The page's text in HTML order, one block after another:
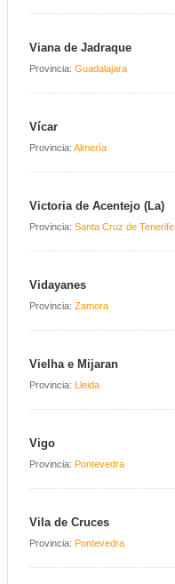
Viana de Jadraque
Provincia: Guadalajara
Vícar
Provincia: Almería
Victoria de Acentejo (La)
Provincia: Santa Cruz de Tenerife
Vidayanes
Provincia: Zamora
Vielha e Mijaran
Provincia: Lleida
Vigo
Provincia: Pontevedra
Vila de Cruces
Provincia: Pontevedra